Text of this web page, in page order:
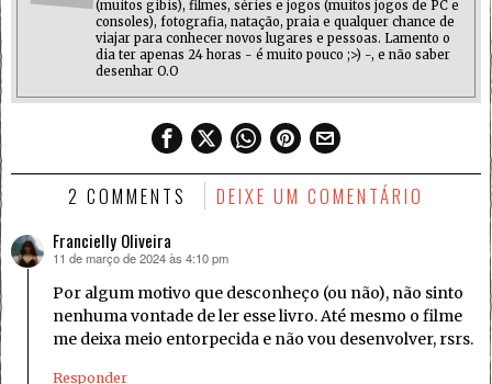
(muitos gibis), filmes, séries e jogos (muitos jogos de PC e
consoles), fotografia, natação, praia e qualquer chance de
viajar para conhecer novos lugares e pessoas. Lamento o
dia ter apenas 24 horas - é muito pouco ;>) -, e não saber
desenhar O.O
2 COMMENTS DEIXE UM COMENTÁRIO
Francielly Oliveira
disse:
11 de março de 2024 às 4:10 pm
Por algum motivo que desconheço (ou não), não sinto
nenhuma vontade de ler esse livro. Até mesmo o filme
me deixa meio entorpecida e não vou desenvolver, rsrs.
Responder